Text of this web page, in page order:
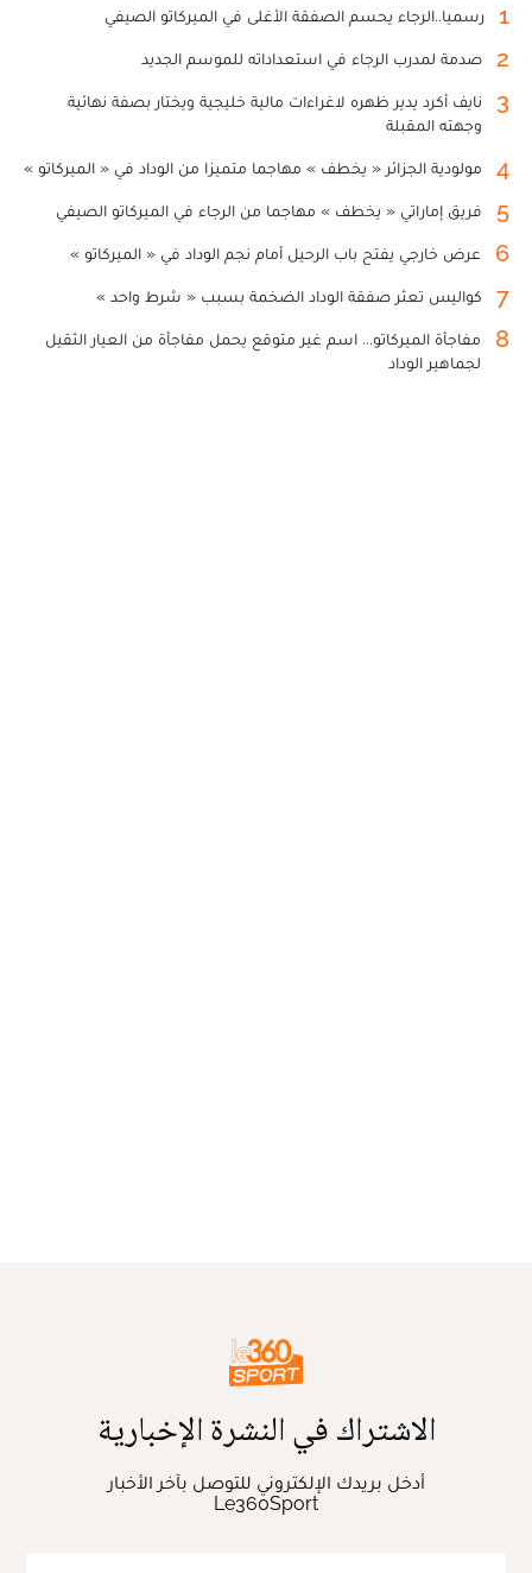
1 رسميا..الرجاء يحسم الصفقة الأغلى في الميركاتو الصيفي
2 صدمة لمدرب الرجاء في استعداداته للموسم الجديد
3
نايف أكرد يدير ظهره لاغراءات مالية خليجية ويختار بصفة نهائية
وجهته المقبلة
4 مولودية الجزائر « يخطف » مهاجما متميزا من الوداد في « الميركاتو »
5 فريق إماراتي « يخطف » مهاجما من الرجاء في الميركاتو الصيفي
6 عرض خارجي يفتح باب الرحيل أمام نجم الوداد في « الميركاتو »
7 كواليس تعثر صفقة الوداد الضخمة بسبب « شرط واحد »
8
مفاجأة الميركاتو... اسم غير متوقع يحمل مفاجأة من العيار الثقيل
لجماهير الوداد
الاشتراك في النشرة الإخبارية
أدخل بريدك الإلكتروني للتوصل بآخر الأخبار
Le360Sport